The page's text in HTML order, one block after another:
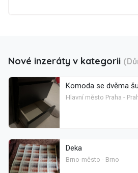
Nové inzeráty v kategorii
Komoda se dvěma
Hlavní město Praha -
Deka
Brno-město - Brno